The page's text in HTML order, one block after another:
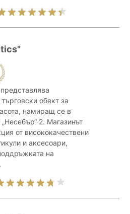
обект за
намиращ се в
2. Магазинът
от висококачествени
и аксесоари,
на